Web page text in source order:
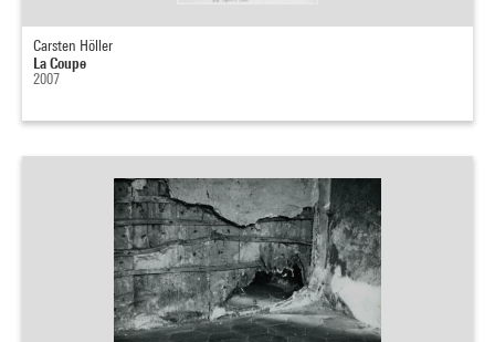
Carsten Höller
La Coupe
2007